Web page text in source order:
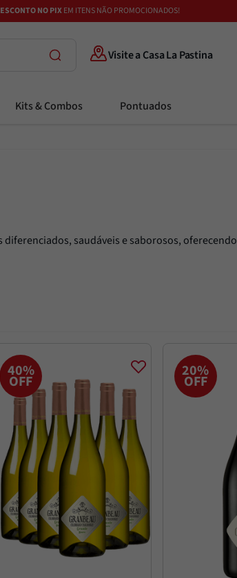
NO PIXEM ITENS NÃO PROMOCIONADOS!
Visite a Casa La Pastina
Kits & Combos Pontuados
saudáveis e saborosos,
40%
OFF
20%
OFF